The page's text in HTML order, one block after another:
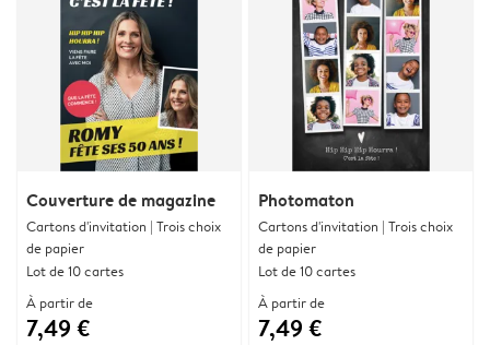
Couverture de magazine
Cartons d'invitation | Trois choix
de papier
Lot de 10 cartes
À partir de
7,49 €
Photomaton
Cartons d'invitation | Trois choix
de papier
Lot de 10 cartes
À partir de
7,49 €